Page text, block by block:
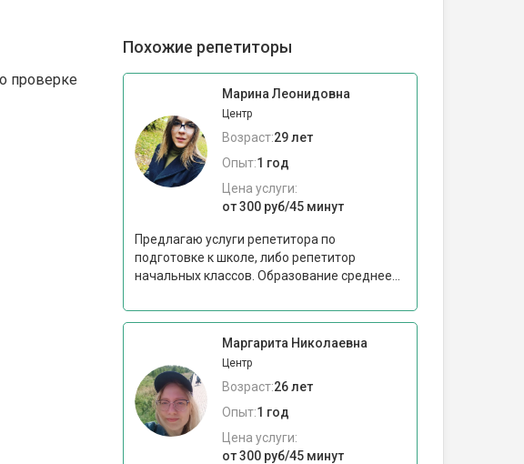
проверке
Похожие репетиторы
Марина Леонидовна
Центр
Возраст:29 лет
Опыт:1 год
Цена услуги:
от 300 руб/45 минут
Предлагаю услуги репетитора по
подготовке к школе, либо репетитор
начальных классов. Образование среднее...
Маргарита Николаевна
Центр
Возраст:26 лет
Опыт:1 год
Цена услуги:
от 300 руб/45 минут